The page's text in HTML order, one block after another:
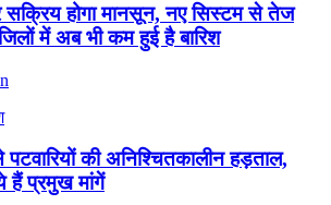
होगा मानसून, नए सिस्टम से तेज
में अब भी कम हुई है बारिश
की अनिश्चितकालीन हड़ताल,
हैं प्रमुख मांगें